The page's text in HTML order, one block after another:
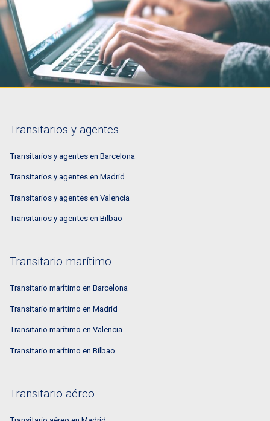
Transitarios y agentes
Transitarios y agentes en Barcelona
Transitarios y agentes en Madrid
Transitarios y agentes en Valencia
Transitarios y agentes en Bilbao
Transitario marítimo
Transitario marítimo en Barcelona
Transitario marítimo en Madrid
Transitario marítimo en Valencia
Transitario marítimo en Bilbao
Transitario aéreo